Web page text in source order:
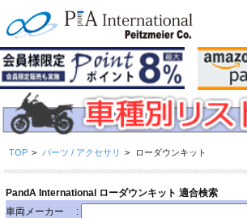
TOP > パーツ / アクセサリ > ローダウンキット